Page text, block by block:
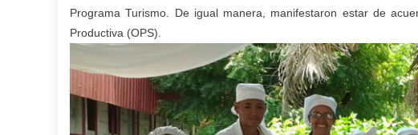
Programa Turismo. De igual manera, manifestaron estar de
Productiva (OPS).